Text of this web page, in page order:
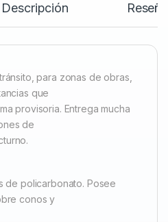
Descripción
para zonas de obras,
que
provisoria. Entrega mucha
de
de policarbonato. Posee
conos y